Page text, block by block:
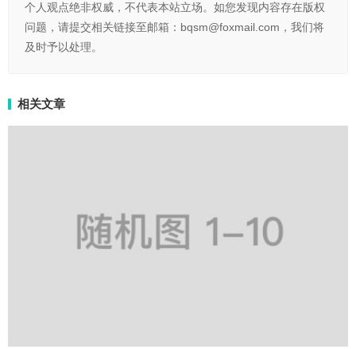
个人观点绝非权威，不代表本站立场。如您发现内容存在版权
问题，请提交相关链接至邮箱：bqsm@foxmail.com，我们将
及时予以处理。
相关文章